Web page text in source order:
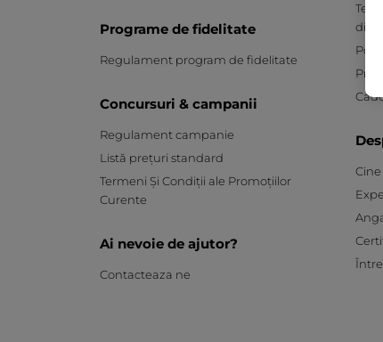
Programe de fidelitate
Regulament program de fidelitate
Concursuri & campanii
Regulament campanie
Listă prețuri standard
Termeni Și Condiții ale Promoțiilor
Curente
Ai nevoie de ajutor?
Contacteaza ne